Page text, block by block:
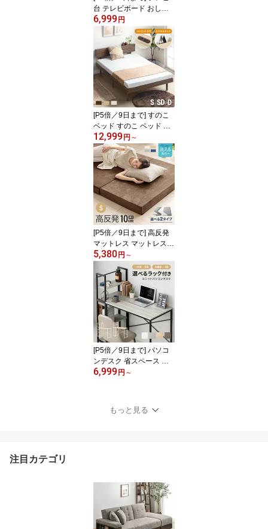
台 テレビボード おしゃ
れ 100cm ローボード オ
ープンラック 扉収納 オ
ーディオラック サイド収
納 テレビラック AVラッ
ク 北欧 木目 木製 tv台 ロ
ータイプ tvボード 一人暮
らし 可動棚
6,999 円
[P5倍／9日まで] すのこ
ベッド すのこ ベッド シ
ングル ベッドフレーム
シングルベッド 北欧 無
垢材 木製ベッド コンセ
ント 宮付き 宮棚 ヘッド
ボード 脚付きベッド お
しゃれ 送料無料
12,999 円 ～
[P5倍／9日まで] 高反発
マットレス マットレス
シングル 三つ折り 折り
たたみ セミダブル ダブ
ル 高反発 極厚10cm マッ
トレス ベッドマットレス
高反発ウレタン 折りたた
みマットレス ウレタンマ
ットレス 洗えるカバー
5,380 円 ～
[P5倍／9日まで] パソコ
ンデスク 省スペース 収
納 デスク 机 学習デスク
収納付き 分離型 一体型
木製 勉強机 テレワーク
6,999 円 ～
もっと見る
注目カテゴリ